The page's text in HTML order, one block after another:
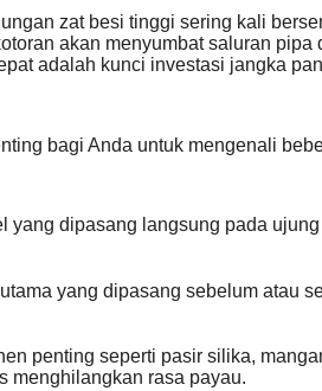
zat besi tinggi sering kali
akan menyumbat saluran
adalah kunci investasi jangka
bagi Anda untuk mengenali
yang dipasang langsung pada
yang dipasang sebelum atau
penting seperti pasir silika,
menghilangkan rasa payau.